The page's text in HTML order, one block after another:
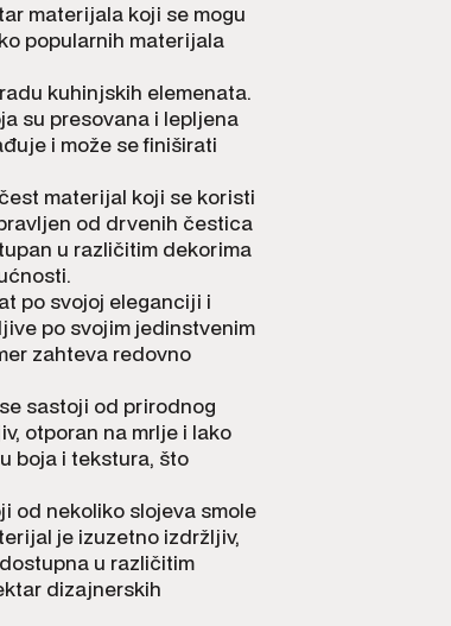
materijala koji se mogu
popularnih materijala
kuhinjskih elemenata.
su presovana i lepljena
i može se finiširati
materijal koji se koristi
od drvenih čestica
u različitim dekorima
po svojoj eleganciji i
po svojim jedinstvenim
zahteva redovno
sastoji od prirodnog
otporan na mrlje i lako
boja i tekstura, što
od nekoliko slojeva smole
je izuzetno izdržljiv,
u različitim
dizajnerskih